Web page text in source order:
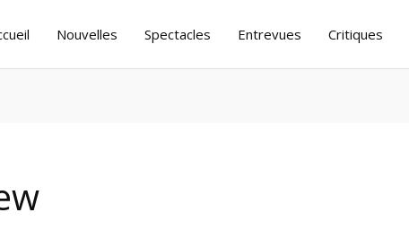
Nouvelles Spectacles Entrevues Critiques